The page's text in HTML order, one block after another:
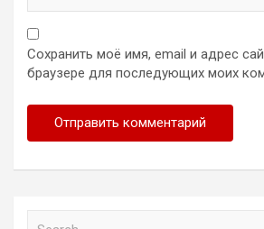
Сохранить моё имя, email и адрес
браузере для последующих моих